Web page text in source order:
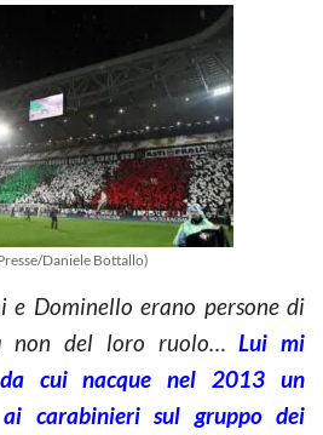
Daniele Bottallo)
e Dominello erano persone di
non del loro ruolo…Lui mi
da cui nacque nel 2013 un
ai carabinieri sul gruppo dei